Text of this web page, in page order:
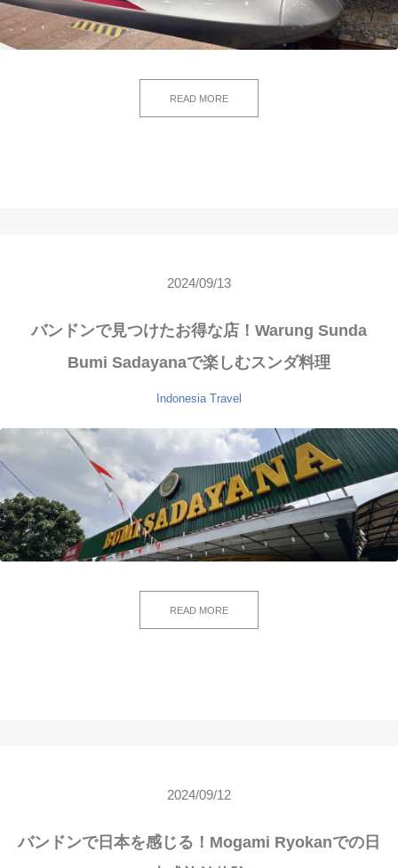
READ MORE
2024/09/13
バンドンで見つけたお得な店！Warung Sunda
Bumi Sadayanaで楽しむスンダ料理
Indonesia Travel
READ MORE
2024/09/12
バンドンで日本を感じる！Mogami Ryokanでの日